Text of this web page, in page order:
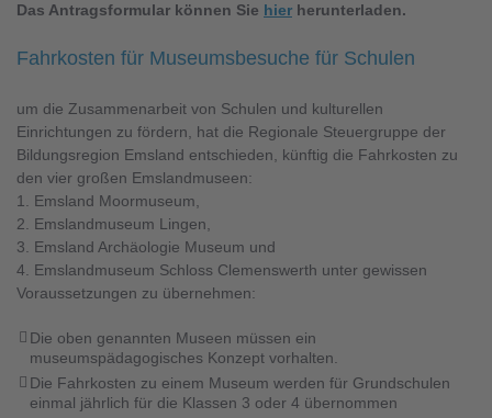
Das Antragsformular können Sie hier herunterladen.
Fahrkosten für Museumsbesuche für Schulen
um die Zusammenarbeit von Schulen und kulturellen
Einrichtungen zu fördern, hat die Regionale Steuergruppe der
Bildungsregion Emsland entschieden, künftig die Fahrkosten zu
den vier großen Emslandmuseen:
1. Emsland Moormuseum,
2. Emslandmuseum Lingen,
3. Emsland Archäologie Museum und
4. Emslandmuseum Schloss Clemenswerth unter gewissen
Voraussetzungen zu übernehmen:
Die oben genannten Museen müssen ein
museumspädagogisches Konzept vorhalten.
Die Fahrkosten zu einem Museum werden für Grundschulen
einmal jährlich für die Klassen 3 oder 4 übernommen